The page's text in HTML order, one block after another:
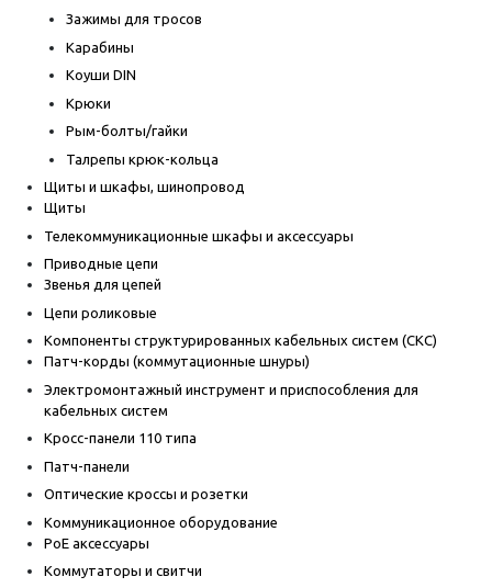
Зажимы для тросов
Карабины
Коуши DIN
Крюки
Рым-болты/гайки
Талрепы крюк-кольца
Щиты и шкафы, шинопровод
Щиты
Телекоммуникационные шкафы и аксессуары
Приводные цепи
Звенья для цепей
Цепи роликовые
Компоненты структурированных кабельных систем (СКС)
Патч-корды (коммутационные шнуры)
Электромонтажный инструмент и приспособления для
кабельных систем
Кросс-панели 110 типа
Патч-панели
Оптические кроссы и розетки
Коммуникационное оборудование
PoE аксессуары
Коммутаторы и свитчи